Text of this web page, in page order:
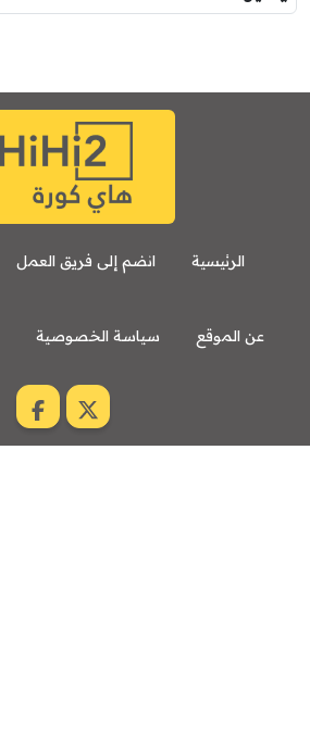
الرئيسية انضم إلى فريق العمل
عن الموقع سياسة الخصوصية